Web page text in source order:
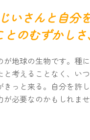
いさんと自分
のむずかし
地球の生物です。種
と考えることなく、い
っと来る。自分を許
必要なのかもしれませ